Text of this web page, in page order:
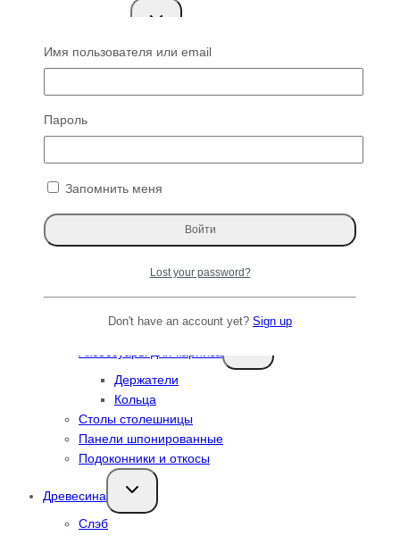
Переключить
Салфетки
Дорожка
Скатерти
Карнизы
дочернее
Коллекция Art Nouveau France
Коллекция Art Nouveau Italy
Коллекция Loft
Коллекция Aesthetics
Коллекция Lunar
Коллекция Square
Держатели
Кольца
Столы столешницы
Панели шпонированные
Подоконники и откосы
Древесина
Переключить
дочернее
Слэб
Имя пользователя или email
Пароль
Запомнить меня
Lost your password?
Don't have an account yet? Sign up